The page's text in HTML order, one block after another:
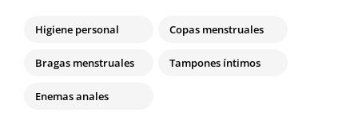
Higiene personal Copas menstruales
Bragas menstruales Tampones íntimos
Enemas anales